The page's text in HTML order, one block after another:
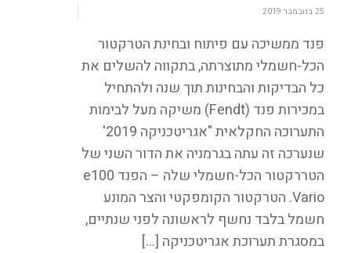
25 בנובמבר 2019
פנד ממשיכה עם פיתוח ובחינת הטרקטור
הכל-חשמלי מתוצרתה, בתקווה להשלים את
כל הבדיקות והבחינות תוך שנה ולהתחיל
במכירות פנד (Fendt) משיקה מעל לבימות
התערוכה החקלאית "אגריטכניקה 2019'
שנערכה זה עתה בגרמניה את הדור השני של
הטררקטור הכל-חשמלי שלה – הפנד e100
Vario. הטרקטור הקומפקטי והצר המונע
חשמל בלבד נחשף לראשונה לפני שנתיים,
במסגרת תערוכת אגריטכניקה […]